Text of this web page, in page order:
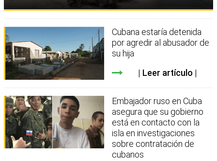
Cubana estaría detenida
por agredir al abusador de
su hija
Leer artículo
Embajador ruso en Cuba
asegura que su gobierno
está en contacto con la
isla en investigaciones
sobre contratación de
cubanos